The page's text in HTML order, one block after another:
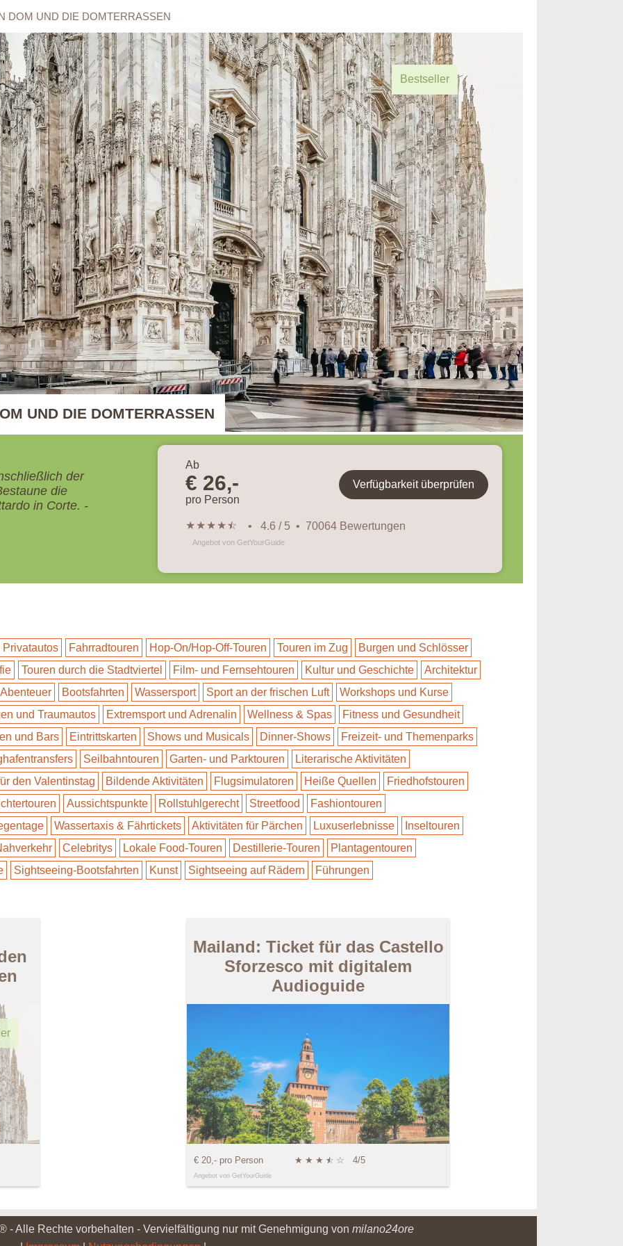
DOM UND DIE DOMTERRASSEN
Bestseller
UND DIE DOMTERRASSEN
der
die
in Corte. -
Ab
€ 26,-
pro Person
Verfügbarkeit überprüfen
★★★★★
☆ • 4.6 / 5 • 70064 Bewertungen
Angebot von GetYourGuide
Privatautos Fahrradtouren Hop-On/Hop-Off-Touren Touren im Zug
Burgen und Schlösser
Touren durch die Stadtviertel Film- und Fernsehtouren Kultur und Geschichte
Architektur
Bootsfahrten Wassersport Sport an der frischen Luft
Workshops und Kurse
und Traumautos Extremsport und Adrenalin Wellness & Spas
Fitness und Gesundheit
und Bars Eintrittskarten Shows und Musicals Dinner-Shows
Freizeit- und Themenparks
Seilbahntouren Garten- und Parktouren
Literarische Aktivitäten
den Valentinstag Bildende Aktivitäten Flugsimulatoren Heiße Quellen
Friedhofstouren
Aussichtspunkte Rollstuhlgerecht Streetfood
Fashiontouren
Wassertaxis & Fährtickets Aktivitäten für Pärchen Luxuserlebnisse
Inseltouren
Celebritys Lokale Food-Touren Destillerie-Touren
Plantagentouren
Sightseeing-Bootsfahrten Kunst Sightseeing auf Rädern
Führungen
Mailand: Ticket für das Castello
Sforzesco mit digitalem
Audioguide
€ 20,- pro Person ★ ★ ★ ★
☆ ☆ 4/5
Angebot von GetYourGuide
- Alle Rechte vorbehalten - Vervielfältigung nur mit Genehmigung von milano24ore